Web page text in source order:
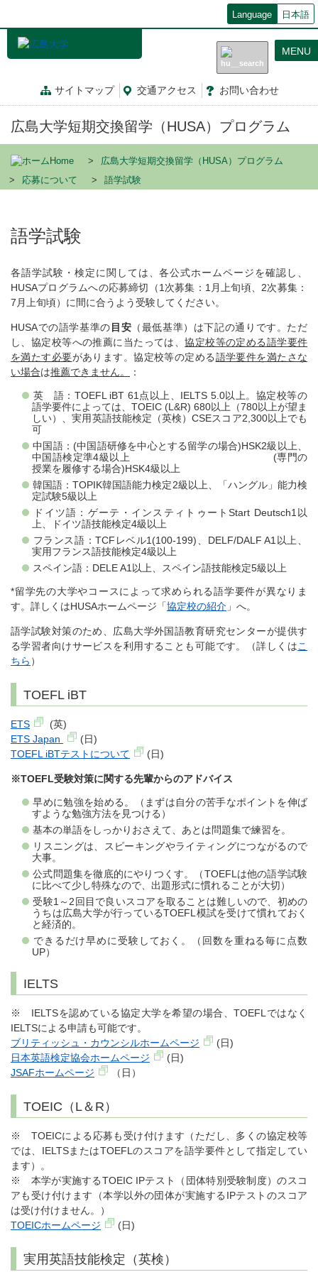
Language 日本語
サイトマップ 交通アクセス お問い合わせ
MENU
広島大学短期交換留学（HUSA）プログラム
Home
広島大学短期交換留学（HUSA）プログラム
応募について
語学試験
語学試験
各語学試験・検定に関しては、各公式ホームページを確認し、
HUSAプログラムへの応募締切（1次募集：1月上旬頃、2次募集：
7月上旬頃）に間に合うよう受験してください。
HUSAでの語学基準の 目安 （最低基準）は下記の通りです。ただ
し、協定校等への推薦に当たっては、協定校等の定める語学要件
を満たす必要があります。協定校等の定める語学要件を満たさな
い場合は推薦できません。 ：
英 語：TOEFL iBT 61点以上、IELTS 5.0以上。協定校等の
語学要件によっては、TOEIC (L&R) 680以上（780以上が望ま
しい）、実用英語技能検定（英検）CSEスコア2,300以上でも
可
中国語：(中国語研修を中心とする留学の場合)HSK2級以上、
中国語検定準4級以上 (専門の
授業を履修する場合)HSK4級以上
韓国語：TOPIK韓国語能力検定2級以上、「ハングル」能力検
定試験5級以上
ドイツ語：ゲーテ・インスティトゥートStart Deutsch1以
上、ドイツ語技能検定4級以上
フランス語：TCFレベル1(100-199)、DELF/DALF A1以上、
実用フランス語技能検定4級以上
スペイン語：DELE A1以上、スペイン語技能検定5級以上
*留学先の大学やコースによって求められる語学要件が異なりま
す。詳しくはHUSAホームページ「協定校の紹介 」へ。
語学試験対策のため、広島大学外国語教育研究センターが提供す
る学習者向けサービスを利用することも可能です。（詳しくはこ
ちら ）
TOEFL iBT
ETS
(英)
ETS Japan
(日)
TOEFL iBTテストについて
(日)
※TOEFL受験対策に関する先輩からのアドバイス
早めに勉強を始める。（まずは自分の苦手なポイントを伸ば
すような勉強方法を見つける）
基本の単語をしっかりおさえて、あとは問題集で練習を。
リスニングは、スピーキングやライティングにつながるので
大事。
公式問題集を徹底的にやりつくす。（TOEFLは他の語学試験
に比べて少し特殊なので、出題形式に慣れることが大切）
受験1～2回目で良いスコアを取ることは難しいので、初めの
うちは広島大学が行っているTOEFL模試を受けて慣れておく
と経済的。
できるだけ早めに受験しておく。（回数を重ねる毎に点数
UP）
IELTS
※ IELTSを認めている協定大学を希望の場合、TOEFLではなく
IELTSによる申請も可能です。
ブリティッシュ・カウンシルホームページ
(日)
日本英語検定協会ホームページ
(日)
JSAFホームページ
（日）
TOEIC（L＆R）
※ TOEICによる応募も受け付けます（ただし、多くの協定校等
では、IELTSまたはTOEFLのスコアを語学要件として指定してい
ます）。
※ 本学が実施するTOEIC IPテスト（団体特別受験制度）のスコ
アも受け付けます（本学以外の団体が実施するIPテストのスコア
は受け付けません。）
TOEICホームページ
(日)
実用英語技能検定（英検）